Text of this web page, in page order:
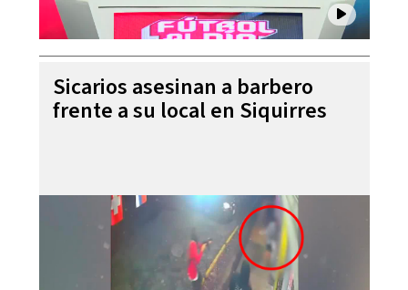
Sicarios asesinan a barbero
frente a su local en Siquirres